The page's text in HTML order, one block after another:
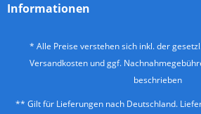
Informationen
* Alle Preise verstehen sich inkl. der
Versandkosten und ggf.
beschrieben
** Gilt für Lieferungen nach Deutschland.